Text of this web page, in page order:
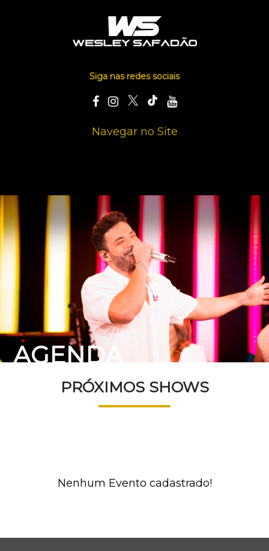
Siga nas redes sociais
Navegar no Site
AGENDA
PRÓXIMOS SHOWS
Nenhum Evento cadastrado!